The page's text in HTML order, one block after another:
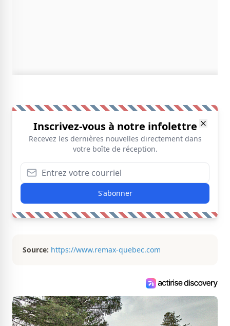
Inscrivez-vous à notre infolettre
Recevez les dernières nouvelles directement dans
votre boîte de réception.
S'abonner
Source: https://www.remax-quebec.com